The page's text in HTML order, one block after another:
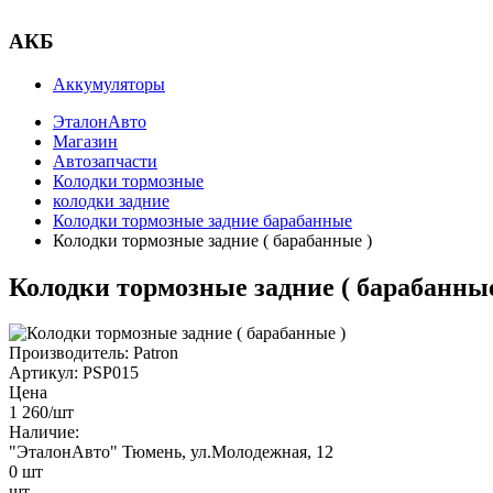
АКБ
Аккумуляторы
ЭталонАвто
Магазин
Автозапчасти
Колодки тормозные
колодки задние
Колодки тормозные задние барабанные
Колодки тормозные задние ( барабанные )
Колодки тормозные задние (
Производитель: Patron
Артикул: PSP015
Цена
1 260/шт
Наличие:
"ЭталонАвто" Тюмень, ул.Молодежная, 12
0 шт